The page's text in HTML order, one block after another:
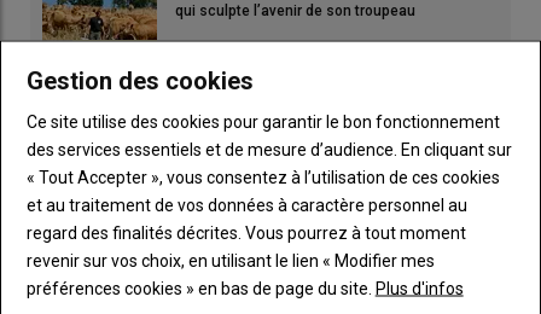
qui sculpte l’avenir de son troupeau
l’intérêt des réserves d’eau collinaires
Installation : Théo Mialon, l'élevage charolais en
héritage
Gestion des cookies
Ce site utilise des cookies pour garantir le bon fonctionnement
des services essentiels et de mesure d’audience. En cliquant sur
« Tout Accepter », vous consentez à l’utilisation de ces cookies
et au traitement de vos données à caractère personnel au
regard des finalités décrites. Vous pourrez à tout moment
revenir sur vos choix, en utilisant le lien « Modifier mes
préférences cookies » en bas de page du site. Plus d'infos